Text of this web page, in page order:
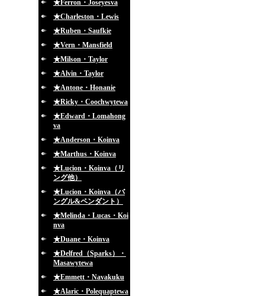
★Ferron・Joseyesva
★Charleston・Lewis
★Ruben・Saufkie
★Vern・Mansfield
★Milson・Taylor
★Alvin・Taylor
★Antone・Honanie
★Ricky・Coochwytewa
★Edward・Lomahong
va
★Anderson・Koinva
★Marthus・Koinva
★Lucion・Koinva（リ
ング他）
★Lucion・Koinva（バ
ングル&ペンダント）
★Melinda・Lucas・Koi
nva
★Duane・Koinva
★Delfred（Sparks）・
Masawytewa
★Emmett・Navakuku
★Alaric・Polequaptewa